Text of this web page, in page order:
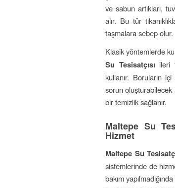
ve sabun artıkları,
alır. Bu tür
taşmalara sebep olur.
Klasik yöntemlerde
Su Tesisatçısı ileri
kullanır. Boruların
sorun
bir temizlik sağlanır.
Maltepe Su
Hizmet
Maltepe Su
sistemlerinde de
bakım